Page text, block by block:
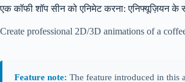
एक कॉफी शॉप सीन को एनिमेट करना: एनिफ्यूज़ियन के
Create professional 2D/3D animations of a
Feature note: The feature introduced in this